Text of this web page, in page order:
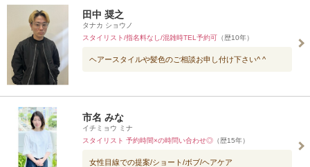
田中 奨之
タナカ ショウノ
スタイリスト/指名料なし/混雑時TEL予約可 （歴10年）
ヘアースタイルや髪色のご相談お申し付け下さい^ ^
市名 みな
イチミョウ ミナ
スタイリスト 予約時間×の時問い合わせ◎ （歴15年）
女性目線での提案/ショート/ボブ/ヘアケア